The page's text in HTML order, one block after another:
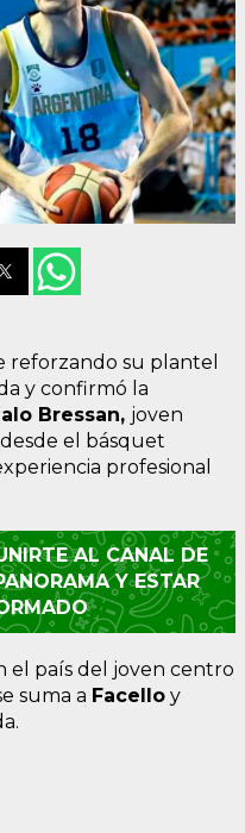
reforzando su plantel
y confirmó la
Bressan, joven
el básquet
profesional
AL CANAL DE
Y ESTAR
el país del joven centro
suma a Facello y